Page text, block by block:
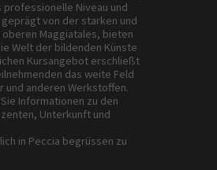
professionelle Niveau und
von der starken und
Maggiatales, bieten
Welt der bildenden Künste
Kursangebot erschließt
das weite Feld
und anderen Werkstoffen.
Informationen zu den
Unterkunft und
in Peccia begrüssen zu